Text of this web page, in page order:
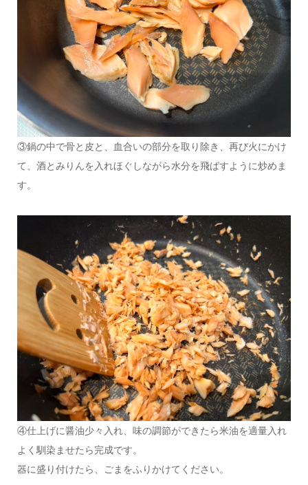
③鍋の中で骨と皮と、血合いの部分を取り除き、再び火にかけ
て、酒とみりんを入れほぐしながら水分を飛ばすように炒めま
す。
④仕上げに醤油少々入れ、味の調節ができたら米油を適量入れ
よく馴染ませたら完成です。
器に盛り付けたら、ごまをふりかけてください。